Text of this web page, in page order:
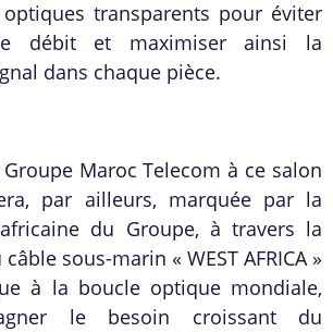
transparents pour éviter
débit et maximiser ainsi la
dans chaque pièce.
Maroc Telecom à ce salon
par ailleurs, marquée par la
du Groupe, à travers la
sous-marin « WEST AFRICA »
à la boucle optique mondiale,
le besoin croissant du